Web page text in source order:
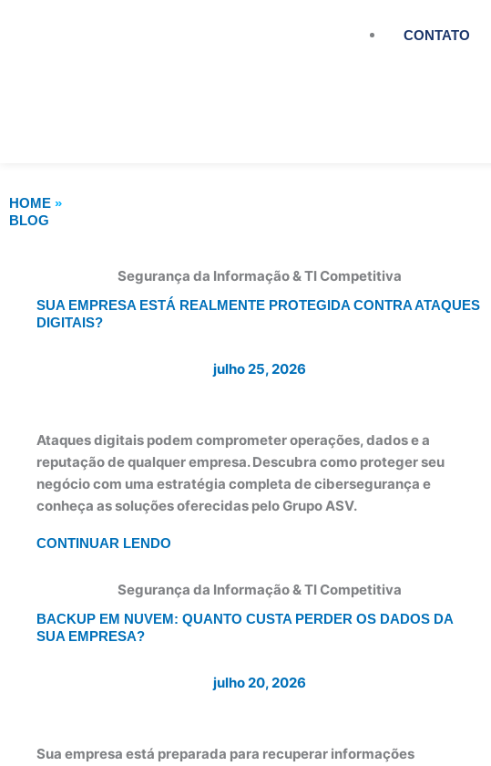
CONTATO
HOME »
BLOG
Segurança da Informação & TI Competitiva
SUA EMPRESA ESTÁ REALMENTE PROTEGIDA CONTRA ATAQUES
DIGITAIS?
julho 25, 2026
Ataques digitais podem comprometer operações, dados e a
reputação de qualquer empresa. Descubra como proteger seu
negócio com uma estratégia completa de cibersegurança e
conheça as soluções oferecidas pelo Grupo ASV.
CONTINUAR LENDO
Segurança da Informação & TI Competitiva
BACKUP EM NUVEM: QUANTO CUSTA PERDER OS DADOS DA
SUA EMPRESA?
julho 20, 2026
Sua empresa está preparada para recuperar informações